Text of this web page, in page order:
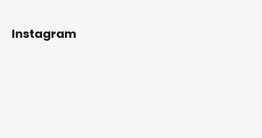
Instagram